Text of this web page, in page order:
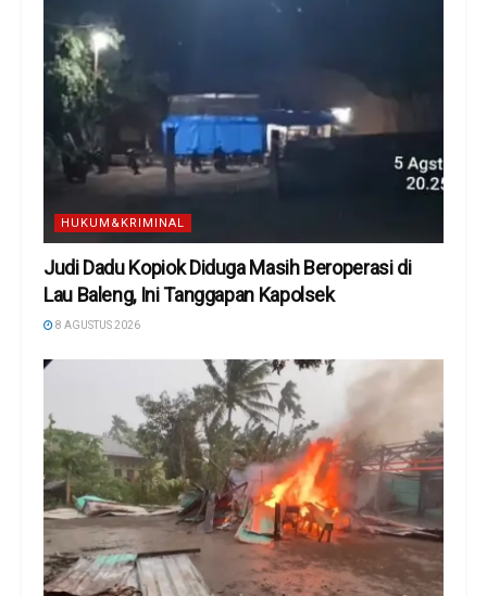
HUKUM&KRIMINAL
Judi Dadu Kopiok Diduga Masih Beroperasi di
Lau Baleng, Ini Tanggapan Kapolsek
8 AGUSTUS 2026